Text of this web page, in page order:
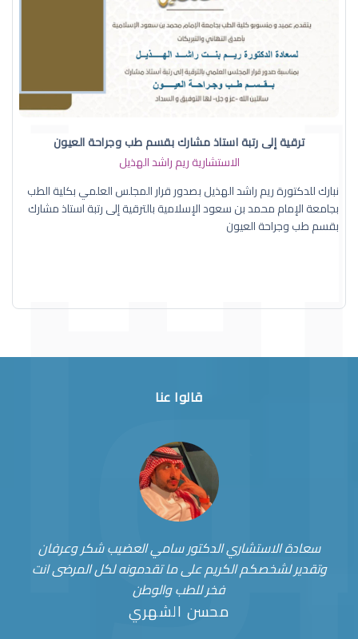
ترقية إلى رتبة استاذ مشارك بقسم طب وجراحة العيون
الاستشارية ريم راشد الهذيل
نبارك للدكتورة ريم راشد الهذيل بصدور قرار المجلس العلمي بكلية الطب
بجامعة الإمام محمد بن سعود الإسلامية بالترقية إلى رتبة استاذ مشارك
بقسم طب وجراحة العيون
قالوا عنا
سعادة الاستشاري الدكتور سامي العضيب شكر وعرفان
وتقدير لشخصكم الكريم على ما تقدمونه لكل المرضى انت
فخر للطب والوطن
محسن الشهري